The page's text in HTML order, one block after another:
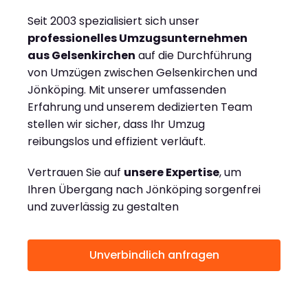
Seit 2003 spezialisiert sich unser
professionelles Umzugsunternehmen
aus Gelsenkirchen auf die Durchführung
von Umzügen zwischen Gelsenkirchen und
Jönköping. Mit unserer umfassenden
Erfahrung und unserem dedizierten Team
stellen wir sicher, dass Ihr Umzug
reibungslos und effizient verläuft.
Vertrauen Sie auf unsere Expertise, um
Ihren Übergang nach Jönköping sorgenfrei
und zuverlässig zu gestalten
Unverbindlich anfragen